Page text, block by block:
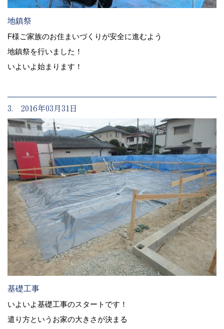
地鎮祭
F様ご家族のお住まいづくりが安全に進むよう
地鎮祭を行いました！
いよいよ始まります！
3. 2016年03月31日
基礎工事
いよいよ基礎工事のスタートです！
遣り方というお家の大きさが決まる